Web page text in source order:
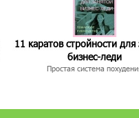
11 каратов стройности для
бизнес-леди
Простая система